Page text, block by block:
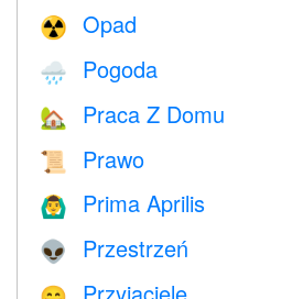
☢️ Opad
🌧 Pogoda
🏡 Praca Z Domu
📜 Prawo
🙆‍♂️ Prima Aprilis
👽 Przestrzeń